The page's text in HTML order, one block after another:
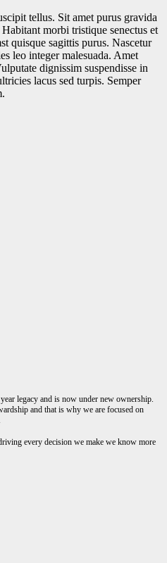
tellus. Sit amet purus gravida
morbi tristique senectus et
quisque sagittis purus. Nascetur
leo integer malesuada. Amet
dignissim suspendisse in
lacus sed turpis. Semper
legacy and is now under new ownership.
and that is why we are focused on
every decision we make we know more